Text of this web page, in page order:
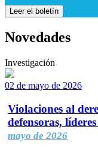
Leer el boletín
Novedades
Investigación
02 de mayo de 2026
Violaciones al
defensoras,
mayo de 2026